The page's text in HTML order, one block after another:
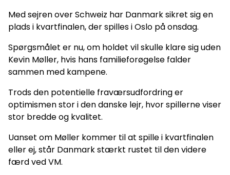
Med sejren over Schweiz har Danmark sikret sig en
plads i kvartfinalen, der spilles i Oslo på onsdag.
Spørgsmålet er nu, om holdet vil skulle klare sig uden
Kevin Møller, hvis hans familieforøgelse falder
sammen med kampene.
Trods den potentielle fraværsudfordring er
optimismen stor i den danske lejr, hvor spillerne viser
stor bredde og kvalitet.
Uanset om Møller kommer til at spille i kvartfinalen
eller ej, står Danmark stærkt rustet til den videre
færd ved VM.